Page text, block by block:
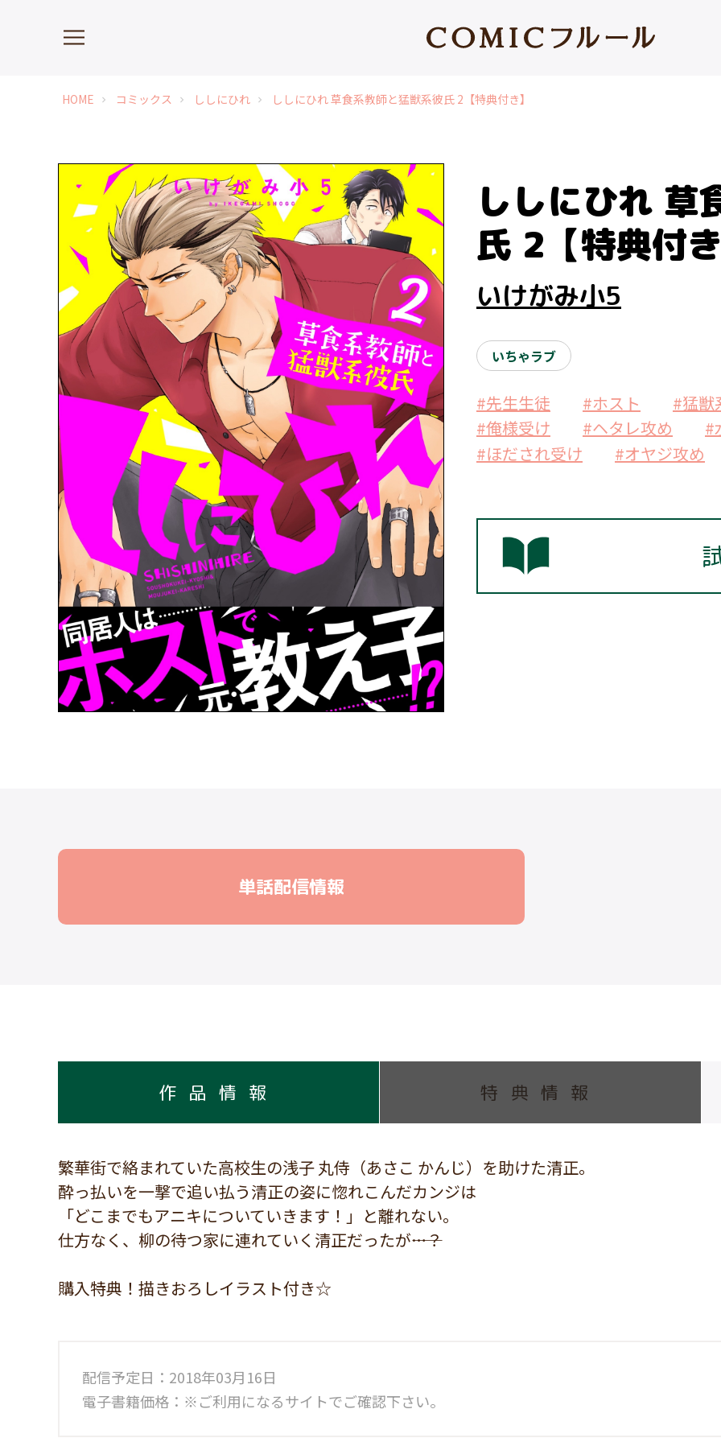
HOME chevron_right コミックス chevron_right ししにひれ chevron_right ししにひれ 草食系教師と猛獣系彼氏 2【特典付き】
ししにひれ 草
氏 2【特典付
いけがみ小5
いちゃラブ
#先生生徒 #ホスト
#猛獣
#俺様受け
#ヘタレ攻め
#
#ほだされ受け
#オヤジ攻め
単話配信情報
作品情報 特典情報
繁華街で絡まれていた高校生の浅子 丸侍（あさこ かんじ）を助けた清正。
酔っ払いを一撃で追い払う清正の姿に惚れこんだカンジは
「どこまでもアニキについていきます！」と離れない。
仕方なく、柳の待つ家に連れていく清正だったが――…？
購入特典！描きおろしイラスト付き☆
配信予定日：2018年03月16日
電子書籍価格：※ご利用になるサイトでご確認下さい。